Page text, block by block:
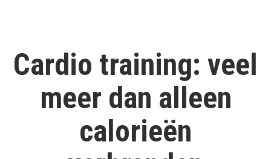
juiste
brandstof
verschil
Cardio training: veel
meer dan alleen
calorieën